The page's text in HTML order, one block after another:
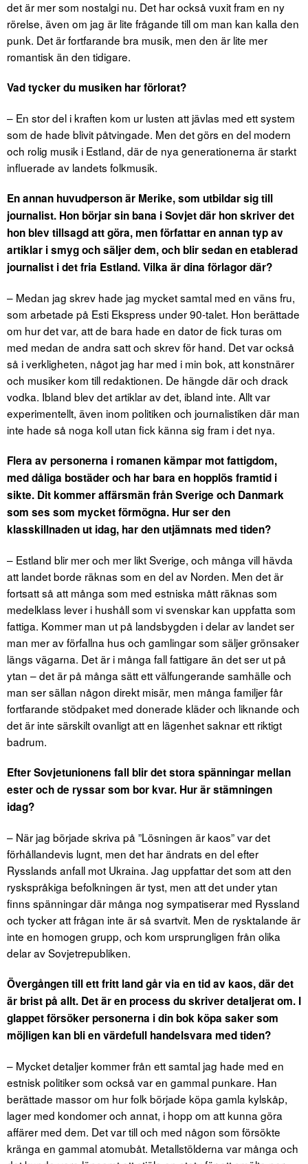
det är mer som nostalgi nu. Det har också vuxit fram en ny
rörelse, även om jag är lite frågande till om man kan kalla den
punk. Det är fortfarande bra musik, men den är lite mer
romantisk än den tidigare.
Vad tycker du musiken har förlorat?
– En stor del i kraften kom ur lusten att jävlas med ett system
som de hade blivit påtvingade. Men det görs en del modern
och rolig musik i Estland, där de nya generationerna är starkt
influerade av landets folkmusik.
En annan huvudperson är Merike, som utbildar sig till
journalist. Hon börjar sin bana i Sovjet där hon skriver det
hon blev tillsagd att göra, men författar en annan typ av
artiklar i smyg och säljer dem, och blir sedan en etablerad
journalist i det fria Estland. Vilka är dina förlagor där?
– Medan jag skrev hade jag mycket samtal med en väns fru,
som arbetade på Esti Ekspress under 90-talet. Hon berättade
om hur det var, att de bara hade en dator de fick turas om
med medan de andra satt och skrev för hand. Det var också
så i verkligheten, något jag har med i min bok, att konstnärer
och musiker kom till redaktionen. De hängde där och drack
vodka. Ibland blev det artiklar av det, ibland inte. Allt var
experimentellt, även inom politiken och journalistiken där man
inte hade så noga koll utan fick känna sig fram i det nya.
Flera av personerna i romanen kämpar mot fattigdom,
med dåliga bostäder och har bara en hopplös framtid i
sikte. Dit kommer affärsmän från Sverige och Danmark
som ses som mycket förmögna. Hur ser den
klasskillnaden ut idag, har den utjämnats med tiden?
– Estland blir mer och mer likt Sverige, och många vill hävda
att landet borde räknas som en del av Norden. Men det är
fortsatt så att många som med estniska mått räknas som
medelklass lever i hushåll som vi svenskar kan uppfatta som
fattiga. Kommer man ut på landsbygden i delar av landet ser
man mer av förfallna hus och gamlingar som säljer grönsaker
längs vägarna. Det är i många fall fattigare än det ser ut på
ytan – det är på många sätt ett välfungerande samhälle och
man ser sällan någon direkt misär, men många familjer får
fortfarande stödpaket med donerade kläder och liknande och
det är inte särskilt ovanligt att en lägenhet saknar ett riktigt
badrum.
Efter Sovjetunionens fall blir det stora spänningar mellan
ester och de ryssar som bor kvar. Hur är stämningen
idag?
– När jag började skriva på ”Lösningen är kaos” var det
förhållandevis lugnt, men det har ändrats en del efter
Rysslands anfall mot Ukraina. Jag uppfattar det som att den
ryskspråkiga befolkningen är tyst, men att det under ytan
finns spänningar där många nog sympatiserar med Ryssland
och tycker att frågan inte är så svartvit. Men de rysktalande är
inte en homogen grupp, och kom ursprungligen från olika
delar av Sovjetrepubliken.
Övergången till ett fritt land går via en tid av kaos, där det
är brist på allt. Det är en process du skriver detaljerat om. I
glappet försöker personerna i din bok köpa saker som
möjligen kan bli en värdefull handelsvara med tiden?
– Mycket detaljer kommer från ett samtal jag hade med en
estnisk politiker som också var en gammal punkare. Han
berättade massor om hur folk började köpa gamla kylskåp,
lager med kondomer och annat, i hopp om att kunna göra
affärer med dem. Det var till och med någon som försökte
kränga en gammal atomubåt. Metallstölderna var många och